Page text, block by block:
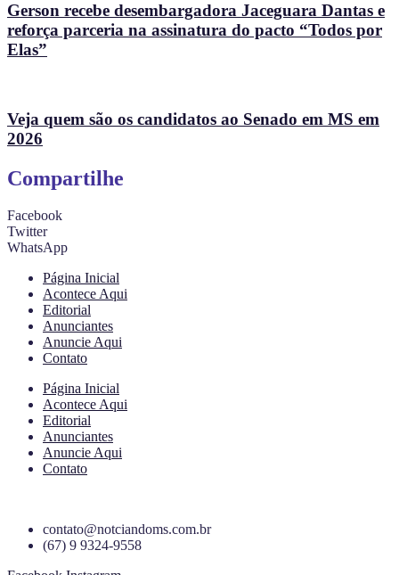
Gerson recebe desembargadora Jaceguara Dantas e
reforça parceria na assinatura do pacto “Todos por
Elas”
Veja quem são os candidatos ao Senado em MS em
2026
Compartilhe
Facebook
Twitter
WhatsApp
Página Inicial
Acontece Aqui
Editorial
Anunciantes
Anuncie Aqui
Contato
Página Inicial
Acontece Aqui
Editorial
Anunciantes
Anuncie Aqui
Contato
contato@notciandoms.com.br
(67) 9 9324-9558